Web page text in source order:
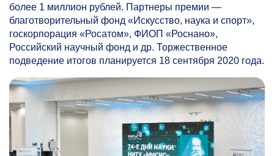
более 1 миллион рублей. Партнеры премии —
благотворительный фонд «Искусство, наука и спорт»,
госкорпорация «Росатом», ФИОП «Роснано»,
Российский научный фонд и др. Торжественное
подведение итогов планируется 18 сентября 2020 года.